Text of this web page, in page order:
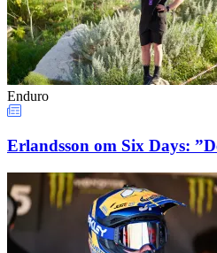
Enduro
Erlandsson om Six Days: